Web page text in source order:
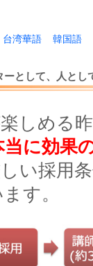
台湾華語 韓国語
として、人とし
しめる
に効果
い採用
す。